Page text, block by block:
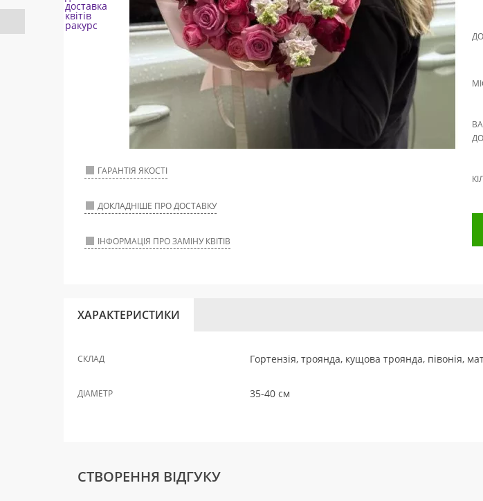
ГАРАНТІЯ ЯКОСТІ
ДОКЛАДНІШЕ ПРО ДОСТАВКУ
ІНФОРМАЦІЯ ПРО ЗАМІНУ КВІТІВ
ХАРАКТЕРИСТИКИ
СКЛАД Гортензія, троянда, кущова троянда, півонія,
ДІАМЕТР 35-40 см
СТВОРЕННЯ ВІДГУКУ